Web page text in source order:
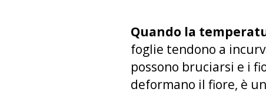
Quando la
foglie tendono a
possono bruciarsi e i
deformano il fiore, è